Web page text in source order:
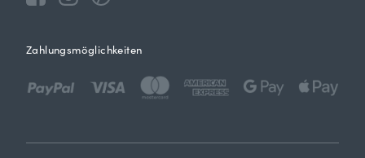
Zahlungsmöglichkeiten